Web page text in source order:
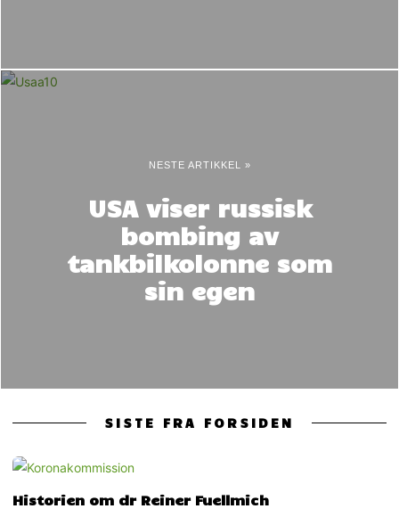
NESTE ARTIKKEL »
USA viser russisk
bombing av
tankbilkolonne som
sin egen
SISTE FRA FORSIDEN
Historien om dr Reiner Fuellmich